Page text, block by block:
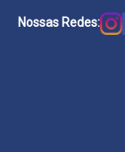
Nossas Redes: